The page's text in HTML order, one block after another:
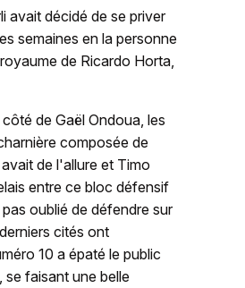
avait décidé de se priver
semaines en la personne
de Ricardo Horta,
de Gaël Ondoua, les
composée de
de l'allure et Timo
entre ce bloc défensif
oublié de défendre sur
cités ont
10 a épaté le public
faisant une belle